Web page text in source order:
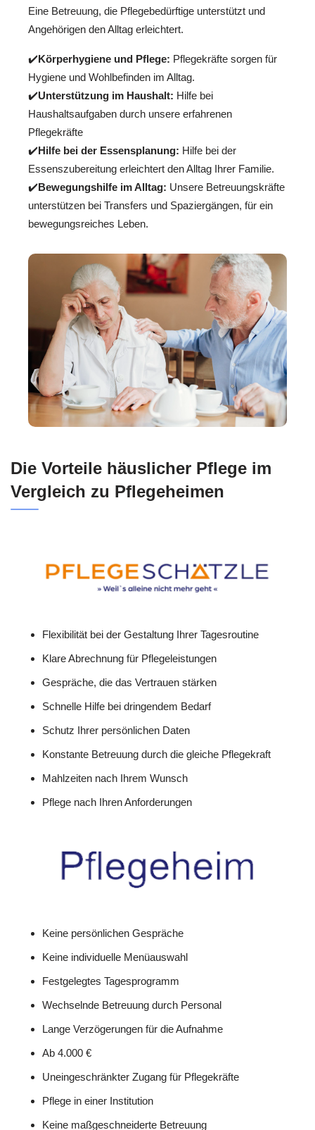
Eine Betreuung, die Pflegebedürftige unterstützt und
Angehörigen den Alltag erleichtert.
✔️Körperhygiene und Pflege: Pflegekräfte sorgen für
Hygiene und Wohlbefinden im Alltag.
✔️Unterstützung im Haushalt: Hilfe bei
Haushaltsaufgaben durch unsere erfahrenen
Pflegekräfte
✔️Hilfe bei der Essensplanung: Hilfe bei der
Essenszubereitung erleichtert den Alltag Ihrer Familie.
✔️Bewegungshilfe im Alltag: Unsere Betreuungskräfte
unterstützen bei Transfers und Spaziergängen, für ein
bewegungsreiches Leben.
Die Vorteile häuslicher Pflege im
Vergleich zu Pflegeheimen
Flexibilität bei der Gestaltung Ihrer Tagesroutine
Klare Abrechnung für Pflegeleistungen
Gespräche, die das Vertrauen stärken
Schnelle Hilfe bei dringendem Bedarf
Schutz Ihrer persönlichen Daten
Konstante Betreuung durch die gleiche Pflegekraft
Mahlzeiten nach Ihrem Wunsch
Pflege nach Ihren Anforderungen
Keine persönlichen Gespräche
Keine individuelle Menüauswahl
Festgelegtes Tagesprogramm
Wechselnde Betreuung durch Personal
Lange Verzögerungen für die Aufnahme
Ab 4.000 €
Uneingeschränkter Zugang für Pflegekräfte
Pflege in einer Institution
Keine maßgeschneiderte Betreuung